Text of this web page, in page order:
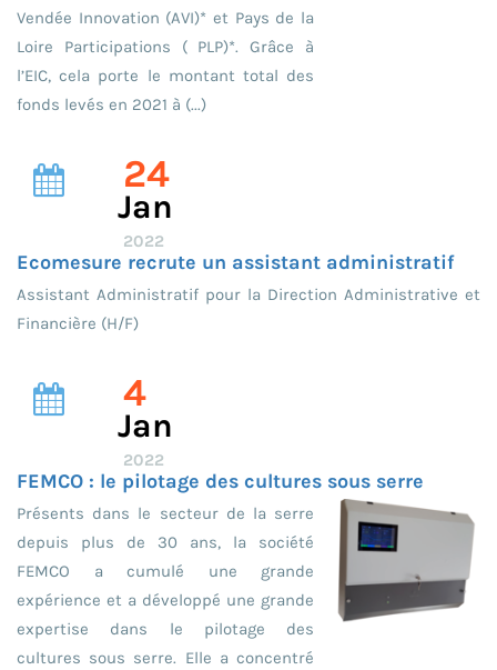
Vendée Innovation (AVI)* et Pays de la
Loire Participations ( PLP)*. Grâce à
l’EIC, cela porte le montant total des
fonds levés en 2021 à (...)
24
Jan
2022
Ecomesure recrute un assistant administratif
Assistant Administratif pour la Direction Administrative et
Financière (H/F)
4
Jan
2022
FEMCO : le pilotage des cultures sous serre
Présents dans le secteur de la serre
depuis plus de 30 ans, la société
FEMCO a cumulé une grande
expérience et a développé une grande
expertise dans le pilotage des
cultures sous serre. Elle a concentré